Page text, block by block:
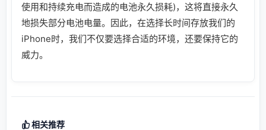
使用和持续充电而造成的电池永久损耗)，这将直接永久
地损失部分电池电量。因此，在选择长时间存放我们的
iPhone时，我们不仅要选择合适的环境，还要保持它的
威力。
相关推荐